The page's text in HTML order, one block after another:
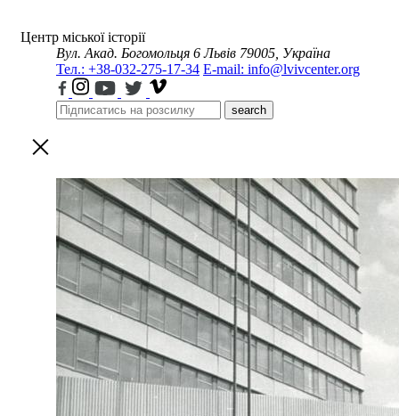
Центр міської історії
Вул. Акад. Богомольця 6 Львів 79005, Україна
Тел.: +38-032-275-17-34 E-mail: info@lvivcenter.org
search